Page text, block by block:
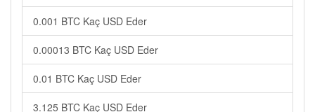
0.001 BTC Kaç USD Eder
0.00013 BTC Kaç USD Eder
0.01 BTC Kaç USD Eder
3.125 BTC Kaç USD Eder